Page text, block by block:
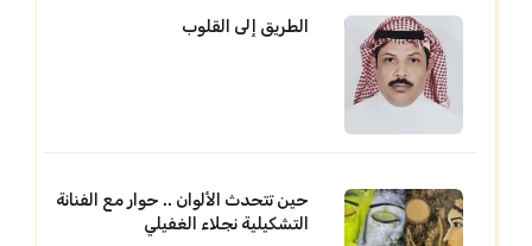
الطريق إلى القلوب
حين تتحدث الألوان .. حوار مع الفنانة
التشكيلية نجلاء الغفيلي